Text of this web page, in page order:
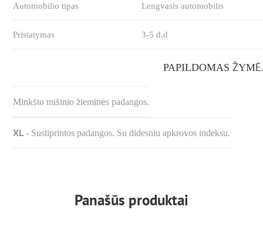
Automobilio tipas Lengvasis automobilis
Pristatymas 3-5 d.d
PAPILDOMAS
Minkšto mišinio žieminės padangos.
XL - Sustiprintos padangos. Su didesniu apkrovos indeksu.
Panašūs produktai